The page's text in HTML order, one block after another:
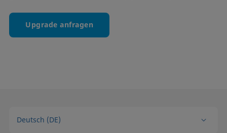
Upgrade anfragen
Deutsch (DE)